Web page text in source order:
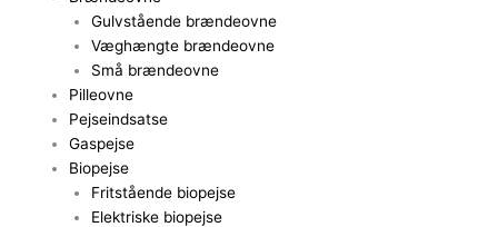
Gulvstående brændeovne
Væghængte brændeovne
Små brændeovne
Pilleovne
Pejseindsatse
Gaspejse
Biopejse
Fritstående biopejse
Elektriske biopejse